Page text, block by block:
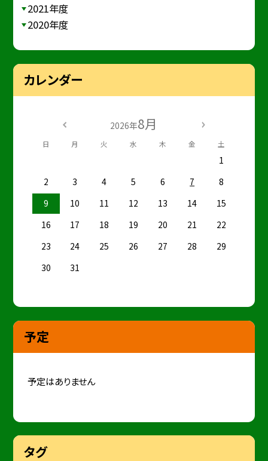
2021年度
2020年度
カレンダー
2026年8月
日 月 火 水 木 金 土
1
2
3 4 5 6 7
8
9
10 11 12 13 14
15
16
17 18 19 20 21
22
23
24 25 26 27 28
29
30
31
予定
予定はありません
タグ